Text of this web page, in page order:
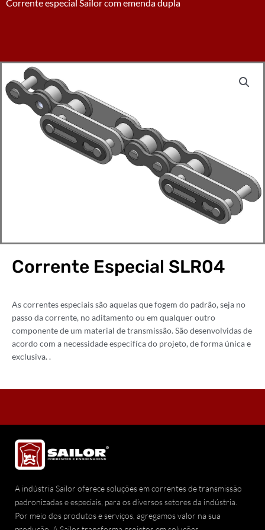
Corrente especial Sailor com emenda dupla
Corrente Especial SLR04
As correntes especiais são aquelas que fogem do padrão, seja no
passo da corrente, no aditamento ou em qualquer outro
componente de um material de transmissão. São desenvolvidas de
acordo com a necessidade especifíca do projeto, de forma única e
exclusiva. .
A indústria Sailor oferece soluções em correntes de transmissão
padronizadas e especiais, para os diversos setores da indústria.
Por meio dos produtos e serviços, agregamos valor na sua